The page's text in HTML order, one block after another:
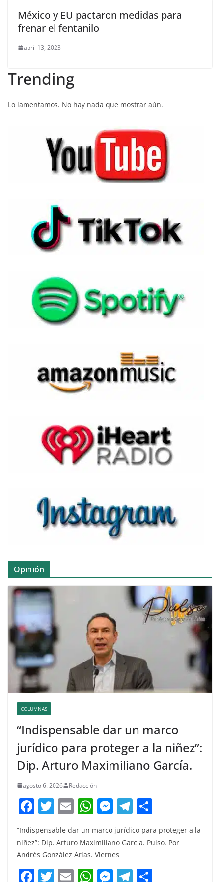
México y EU pactaron medidas para
frenar el fentanilo
abril 13, 2023
Trending
Lo lamentamos. No hay nada que mostrar aún.
Opinión
COLUMNAS
“Indispensable dar un marco
jurídico para proteger a la niñez”:
Dip. Arturo Maximiliano García.
agosto 6, 2026 Redacción
F
c
e
b
T
w
itt
er
E
ai
l
W
at
s
A
M
e
ss
e
n
T
e
a
m
“Indispensable dar un marco jurídico para proteger a la
niñez”: Dip. Arturo Maximiliano García. Pulso, Por
Andrés González Arias. Viernes
F T E W M T